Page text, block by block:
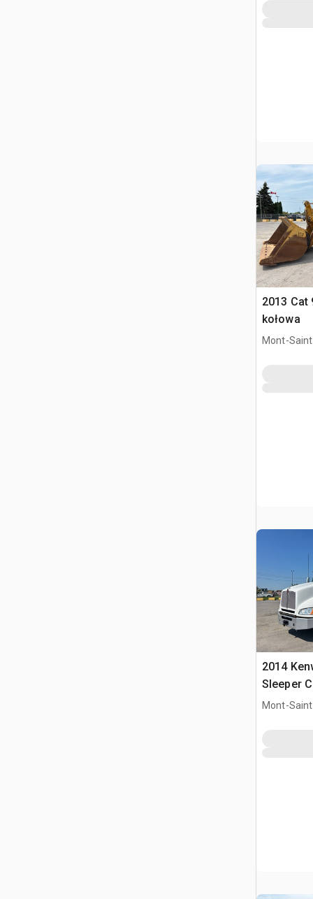
2013 Cat
kołowa
Mont-
2014
Sleeper
Mont-